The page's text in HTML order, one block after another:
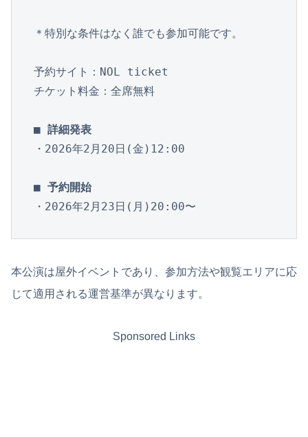
＊特別な条件はなく誰でも参加可能です。
予約サイト：NOL ticket
チケット料金：全席無料
■ 詳細発表
・2026年2月20日(金)12:00
■ 予約開始
・2026年2月23日(月)20:00〜
本公演は屋外イベントであり、参加方法や観覧エリアに応
じて適用される運営基準が異なります。
Sponsored Links